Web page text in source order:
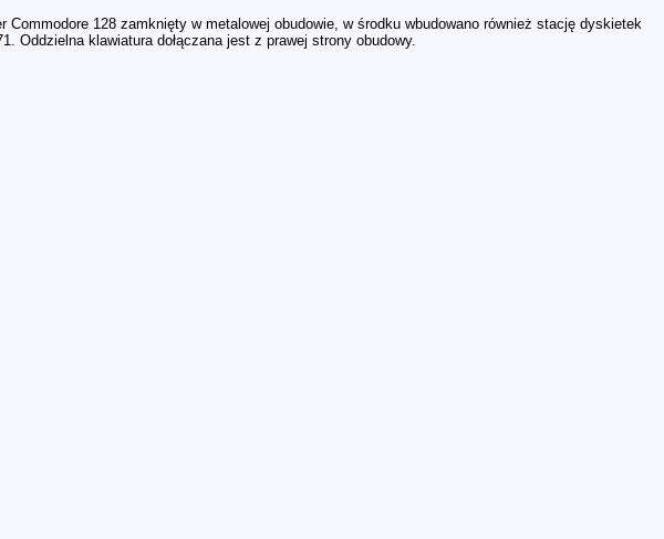
Commodore 128 zamknięty w metalowej obudowie, w środku wbudowano również stację dyskietek
Oddzielna klawiatura dołączana jest z prawej strony obudowy.